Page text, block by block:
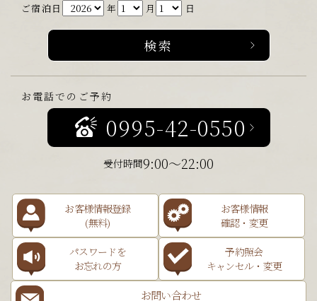
ご宿泊日 年 月 日
お電話でのご予約
0995-42-0550
受付時間9:00～22:00
お客様情報登録
(無料)
お客様情報
確認・変更
パスワードを
お忘れの方
予約照会
キャンセル・変更
お問い合わせ